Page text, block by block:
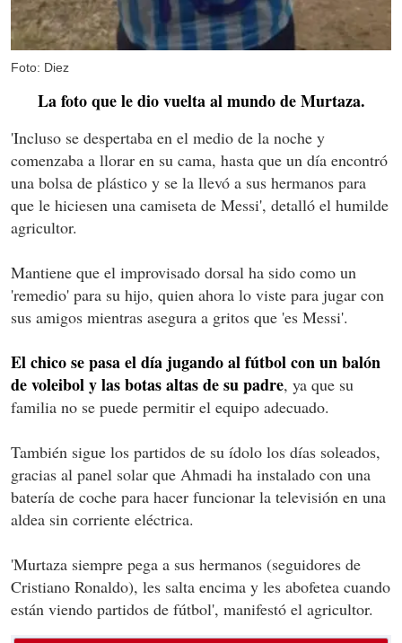
Foto: Diez
La foto que le dio vuelta al mundo de Murtaza.
'Incluso se despertaba en el medio de la noche y
comenzaba a llorar en su cama, hasta que un día encontró
una bolsa de plástico y se la llevó a sus hermanos para
que le hiciesen una camiseta de Messi', detalló el humilde
agricultor.
Mantiene que el improvisado dorsal ha sido como un
'remedio' para su hijo, quien ahora lo viste para jugar con
sus amigos mientras asegura a gritos que 'es Messi'.
El chico se pasa el día jugando al fútbol con un balón
de voleibol y las botas altas de su padre, ya que su
familia no se puede permitir el equipo adecuado.
También sigue los partidos de su ídolo los días soleados,
gracias al panel solar que Ahmadi ha instalado con una
batería de coche para hacer funcionar la televisión en una
aldea sin corriente eléctrica.
'Murtaza siempre pega a sus hermanos (seguidores de
Cristiano Ronaldo), les salta encima y les abofetea cuando
están viendo partidos de fútbol', manifestó el agricultor.